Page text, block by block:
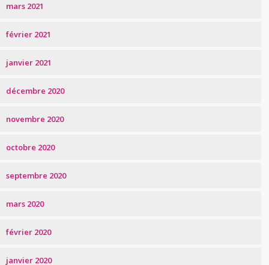
mars 2021
février 2021
janvier 2021
décembre 2020
novembre 2020
octobre 2020
septembre 2020
mars 2020
février 2020
janvier 2020